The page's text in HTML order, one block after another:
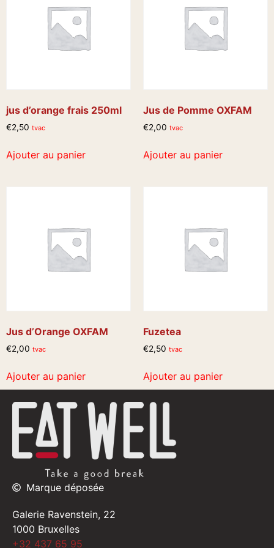
jus d’orange frais 250ml
€2,50 tvac
Ajouter au panier
Jus de Pomme OXFAM
€2,00 tvac
Ajouter au panier
Jus d’Orange OXFAM
€2,00 tvac
Ajouter au panier
Fuzetea
€2,50 tvac
Ajouter au panier
Marque déposée
Galerie Ravenstein, 22
1000 Bruxelles
+32 437 65 95